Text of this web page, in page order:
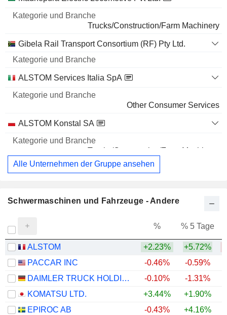
Trucks/Construction/Farm Machinery
Gibela Rail Transport Consortium (RF) Pty Ltd.
ALSTOM Services Italia SpA
Other Consumer Services
ALSTOM Konstal SA
Trucks/Construction/Farm Machinery
Alle Unternehmen der Gruppe ansehen
Schwermaschinen und Fahrzeuge - Andere
% % 5 Tage
ALSTOM +2.23% +5.72%
PACCAR INC
-0.46% -0.59%
DAIMLER TRUCK HOLDING AG
-0.10% -1.31%
KOMATSU LTD.
+3.44% +1.90%
EPIROC AB
-0.43% +4.16%